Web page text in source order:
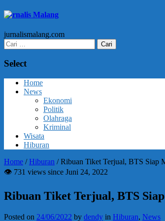
Jurnalis Malang
jurnalismalang.com
Cari
untuk:
Select
Home
News
Ekonomi
Politik
Olahraga
Kriminal
Wisata
Hiburan
Home /Hiburan /Ribuan Tiket Terjual, BTS Siap
👁 731 views since Juni 24, 2022
Ribuan Tiket Terjual, BTS
Posted on 24/06/2022 by dendy in Hiburan, News